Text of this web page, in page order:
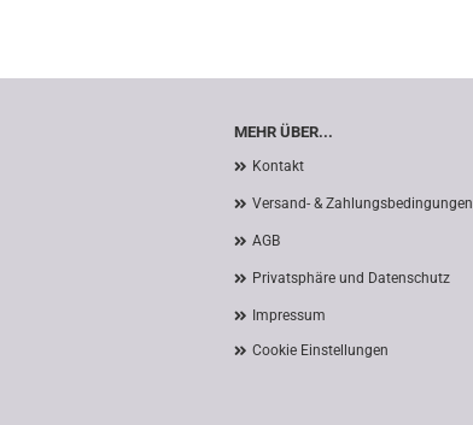
MEHR ÜBER...
Kontakt
Versand- & Zahlungsbedingungen
AGB
Privatsphäre und Datenschutz
Impressum
Cookie Einstellungen